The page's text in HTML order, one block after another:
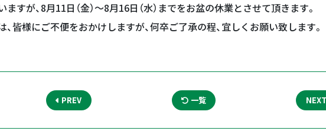
すが、8月11日（金）～8月16日（水）までをお盆の休業とさせて頂きます。
皆様にご不便をおかけしますが、何卒ご了承の程、宜しくお願い致します。
PREV 一覧